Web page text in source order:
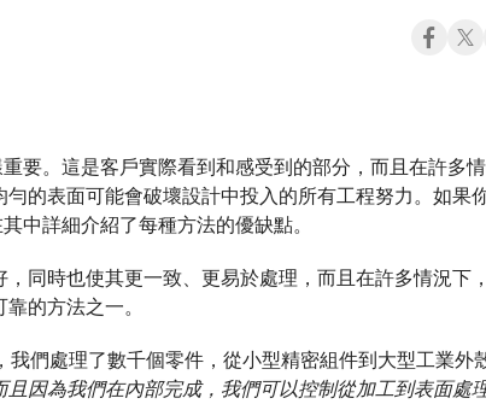
重要。這是客戶實際看到和感受到的部分，而且在許多
的表面可能會破壞設計中投入的所有工程努力。如果
中詳細介紹了每種方法的優缺點。
同時也使其更一致、更易於處理，而且在許多情況下
的方法之一。
們處理了數千個零件，從小型精密組件到大型工業外
且因為我們在內部完成，我們可以控制從加工到表面處